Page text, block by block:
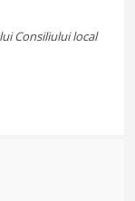
Consiliului local